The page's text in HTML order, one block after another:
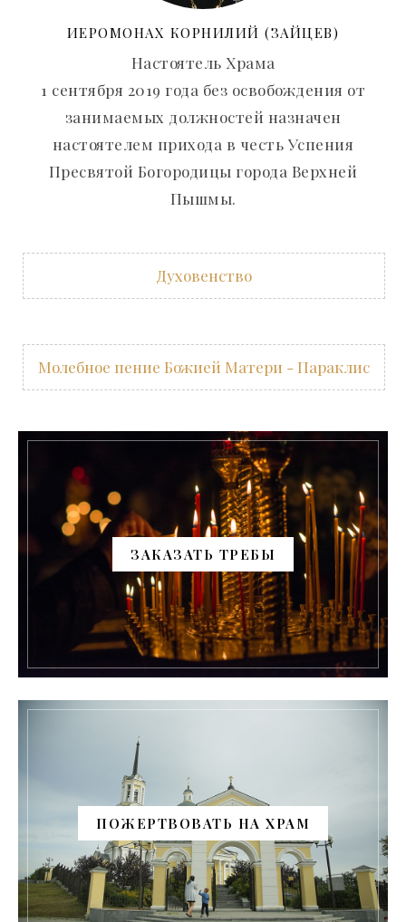
ИЕРОМОНАХ КОРНИЛИЙ (ЗАЙЦЕВ)
Настоятель Храма
1 сентября 2019 года без освобождения от
занимаемых должностей назначен
настоятелем прихода в честь Успения
Пресвятой Богородицы города Верхней
Пышмы.
Духовенство
Молебное пение Божией Матери - Параклис
ЗАКАЗАТЬ ТРЕБЫ
ПОЖЕРТВОВАТЬ НА ХРАМ